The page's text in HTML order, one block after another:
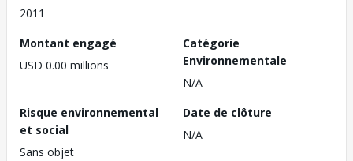
2011
Montant engagé
USD 0.00 millions
Catégorie
Environnementale
N/A
Risque environnemental
et social
Sans objet
Date de clôture
N/A